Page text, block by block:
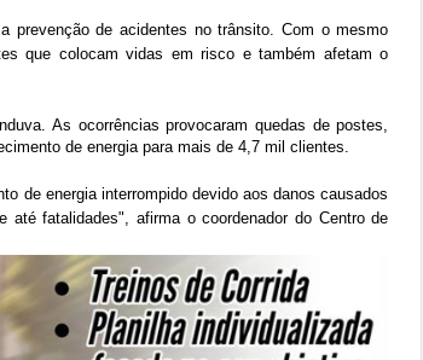
prevenção de acidentes no trânsito. Com o mesmo
que colocam vidas em risco e também afetam o
As ocorrências provocaram quedas de postes,
de energia para mais de 4,7 mil clientes.
de energia interrompido devido aos danos causados
fatalidades", afirma o coordenador do Centro de